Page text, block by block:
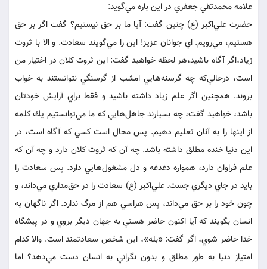
علامه محمدتقي جعفري در اين باره مي‌گويد:
حضرت علي‌اكبر (ع) چنين گفت: آيا ما بر حق نيستيم؟ گفت اگر بر حق
هستيم، مي‌رويم. اي جوانان عزيز! اين را مي‌گويند سعادت. و الا با ثروت
زياد،‌اگر آگاه باشيد،‌هر لحظه خواهيد گفت: اين ثروت كلان در اختيار من
است، درحالي‌كه چه گرسنه‌هايي امشب از گرسنگي نتوانستند به خواب
بروند. همچنين اگر علم زياد داشته باشيد و فقط براي آرايش خودتان
باشد، خواهيد گفت، چه بسيارند جاهل‌هايي كه ما مي‌توانستيم يك كلمه
از اينها را به آنان تعليم دهيم. پس محال است كسي كه آگاه است، در
اين دنيا خنده مطلق داشته باشد. چه آن كه ثروت كلان دارد و چه آن كه
علم فراوان دارد، همواره دغدغه و دل مشغول‌هايي دارد. پس سعادت را
بايد در جاي ديگري جست. علي‌اكبر (ع) سعادت را در حق‌مداري مي‌داند، و
چون خود را بر حق مي‌داند، پس هراسي هم از مرگ ندارد. اگر ناگهان به
انسان بگويند كه آيا اكنون حاضر هستي به جهان ديگر بروي و در پيشگاه
خدا حاضر شوي، اگر گفت: «بله»، اين شخص سعادتمند است. والا كدام
امتياز دنيا به طور مطلق و بدون نگراني به انسان دست مي‌دهد؟ اما